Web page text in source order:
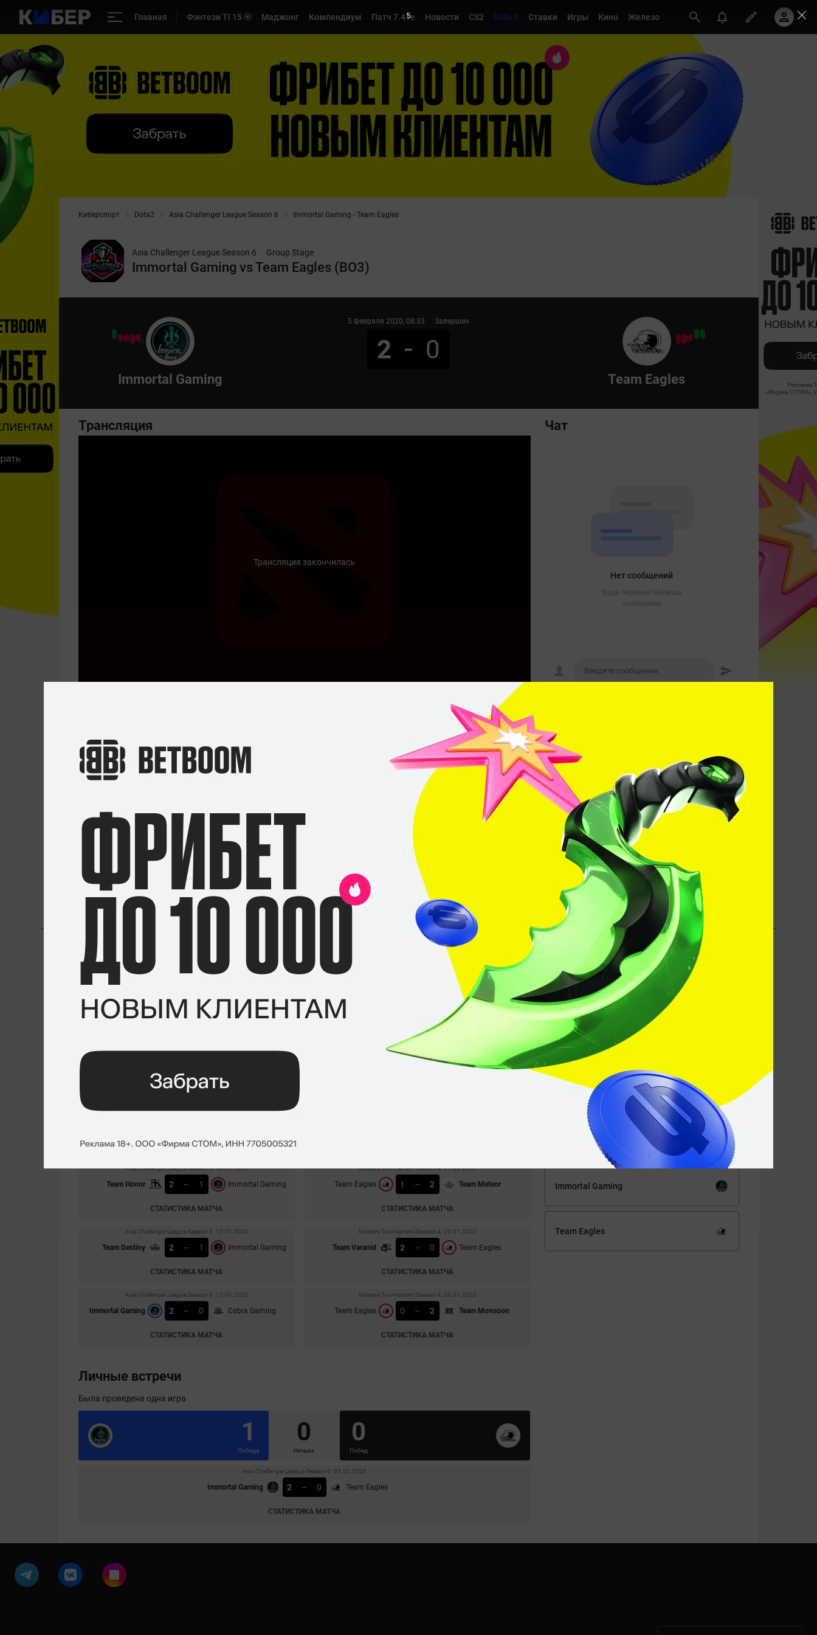
Главная Фэнтези TI 15 🏵️ Маджонг Компендиум Патч 7.41e Новости CS2 Dota 2 Ставки Игры Кино Железо
Киберспорт Dota2 Asia Challenger League Season 6 Immortal Gaming - Team Eagles
Asia Challenger League Season 6 Group Stage
Immortal Gaming vs Team Eagles (BO3)
Immortal Gaming
5 февраля 2020, 08:33 Завершен
2 0
Team Eagles
Чат
Нет сообщений
Трансляция
Трансляция закончилась
МАТЧ СТАТИСТИКА
Кто победит?
Immortal Gaming
Team Eagles
Составы
«zzy-»
«kamu»
«马桶哥»
«嘻嘻。»
«Shdo lover»
«HereTical»
Последние матчи
СТАТИСТИКА МАТЧА
СТАТИСТИКА МАТЧА
Asia Challenger League Season 5. 14.01.2020
Team Honor 2 – 1 Immortal Gaming
СТАТИСТИКА МАТЧА
Asia Challenger League Season 5. 12.01.2020
Team Destiny 2 – 1 Immortal Gaming
СТАТИСТИКА МАТЧА
Asia Challenger League Season 5. 12.01.2020
Immortal Gaming 2 – 0 Cobra Gaming
СТАТИСТИКА МАТЧА
Asia Challenger League Season 6. 04.02.2020
0 – 2 Team Eagles
Masters Tournament Season 4. 01.02.2020
Team Eagles 1 – 2 Team Meteor
СТАТИСТИКА МАТЧА
Masters Tournament Season 4. 29.01.2020
Team Varanid 2 – 0 Team Eagles
СТАТИСТИКА МАТЧА
Masters Tournament Season 4. 28.01.2020
Team Eagles 0 – 2 Team Monsoon
СТАТИСТИКА МАТЧА
Личные встречи
Была проведена одна игра
1
Победа
0
Ничьих
0
Побед
Asia Challenger League Season 6. 05.02.2020
Immortal Gaming 2 – 0 Team Eagles
СТАТИСТИКА МАТЧА
4